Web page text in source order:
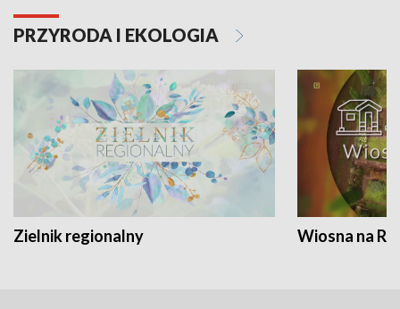
PRZYRODA I EKOLOGIA
Zielnik regionalny Wiosna na